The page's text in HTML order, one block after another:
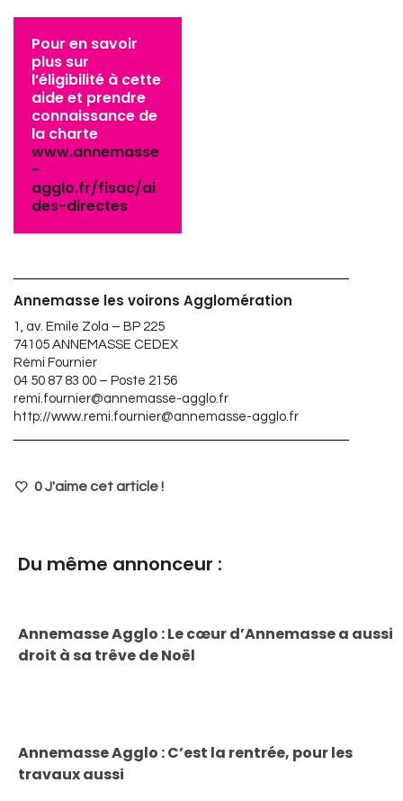
Pour en savoir
plus sur
l’éligibilité à cette
aide et prendre
connaissance de
la charte
www.annemasse
-
agglo.fr/fisac/ai
des-directes
Annemasse les voirons Agglomération
1, av. Emile Zola – BP 225
74105 ANNEMASSE CEDEX
Rémi Fournier
04 50 87 83 00 – Poste 2156
remi.fournier@annemasse-agglo.fr
http://www.remi.fournier@annemasse-agglo.fr
0J'aime cet article !
Du même annonceur :
Annemasse Agglo : Le cœur d’Annemasse a aussi
droit à sa trêve de Noël
Annemasse Agglo : C’est la rentrée, pour les
travaux aussi